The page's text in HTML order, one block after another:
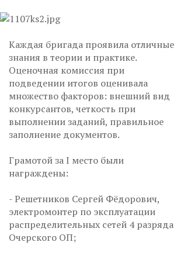
Каждая бригада проявила отличные
знания в теории и практике.
Оценочная комиссия при
подведении итогов оценивала
множество факторов: внешний вид
конкурсантов, четкость при
выполнении заданий, правильное
заполнение документов.
Грамотой за I место были
награждены:
- Решетников Сергей Фёдорович,
электромонтер по эксплуатации
распределительных сетей 4 разряда
Очерского ОП;